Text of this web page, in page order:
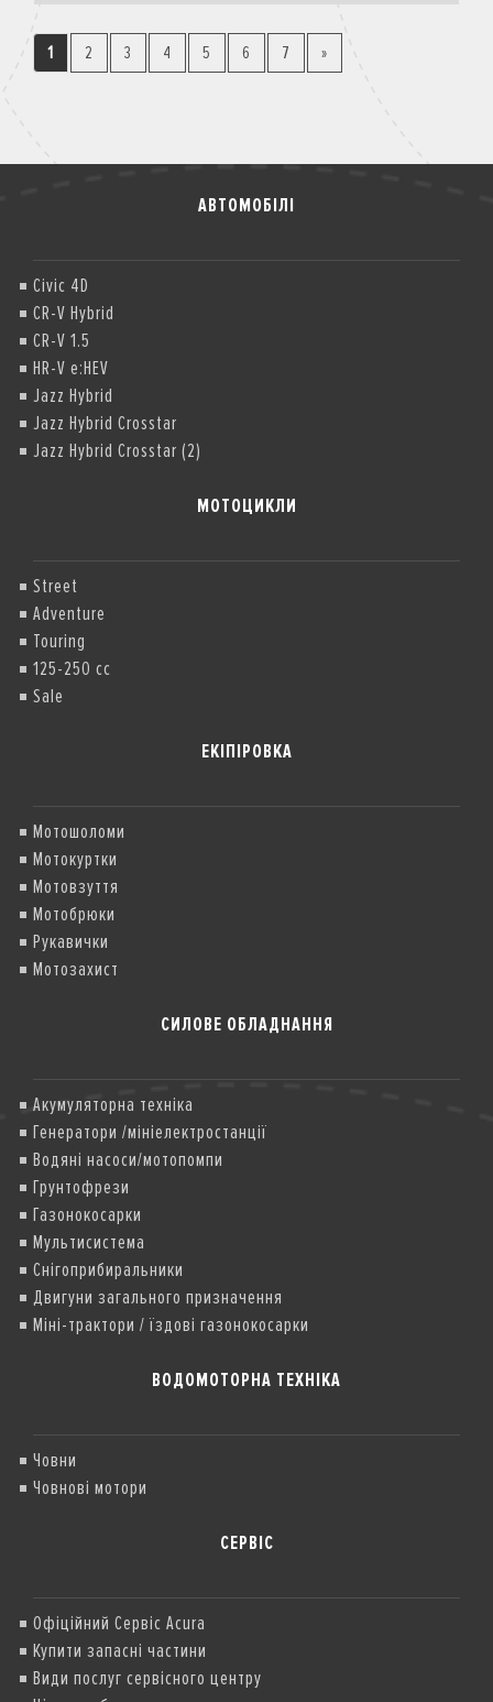
1 2 3 4 5 6 7 »
АВТОМОБІЛІ
Civic 4D
CR-V Hybrid
CR-V 1.5
HR-V e:HEV
Jazz Hybrid
Jazz Hybrid Crosstar
Jazz Hybrid Crosstar (2)
МОТОЦИКЛИ
Street
Adventure
Touring
125-250 cc
Sale
ЕКІПІРОВКА
Мотошоломи
Мотокуртки
Мотовзуття
Мотобрюки
Рукавички
Мотозахист
СИЛОВЕ ОБЛАДНАННЯ
Акумуляторна техніка
Генератори /мініелектростанції
Водяні насоси/мотопомпи
Грунтофрези
Газонокосарки
Мультисистема
Снігоприбиральники
Двигуни загального призначення
Міні-трактори / їздові газонокосарки
ВОДОМОТОРНА ТЕХНІКА
Човни
Човнові мотори
СЕРВІС
Офіційний Сервіс Acura
Купити запасні частини
Види послуг сервісного центру